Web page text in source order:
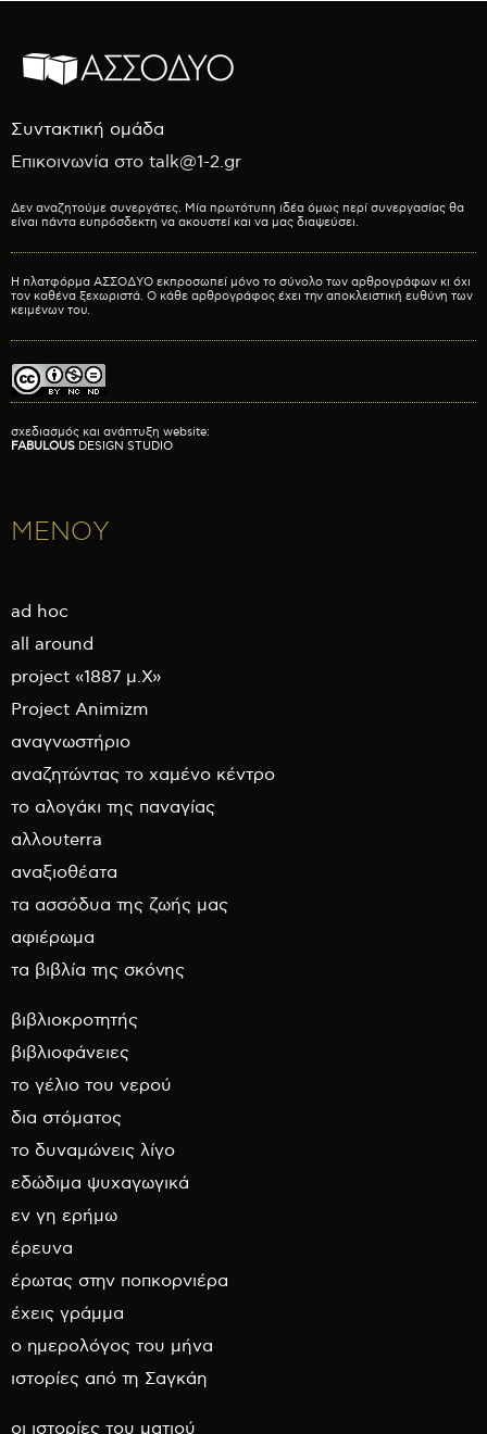
Συντακτική ομάδα
Επικοινωνία στο talk@1-2.gr
Δεν αναζητούμε συνεργάτες. Μία πρωτότυπη ιδέα όμως περί συνεργασίας θα
είναι πάντα ευπρόσδεκτη να ακουστεί και να μας διαψεύσει.
Η πλατφόρμα ΑΣΣΟΔΥΟ εκπροσωπεί μόνο το σύνολο των αρθρογράφων κι όχι
τον καθένα ξεχωριστά. Ο κάθε αρθρογράφος έχει την αποκλειστική ευθύνη των
κειμένων του.
σχεδιασμός και ανάπτυξη website:
FABULOUS DESIGN STUDIO
ΜΕΝΟΥ
ad hoc
all around
project «1887 μ.Χ»
Project Animizm
αναγνωστήριο
αναζητώντας το χαμένο κέντρο
το αλογάκι της παναγίας
αλλουterra
αναξιοθέατα
τα ασσόδυα της ζωής μας
αφιέρωμα
τα βιβλία της σκόνης
βιβλιοκροτητής
βιβλιοφάνειες
το γέλιο του νερού
δια στόματος
το δυναμώνεις λίγο
εδώδιμα ψυχαγωγικά
εν γη ερήμω
έρευνα
έρωτας στην ποπκορνιέρα
έχεις γράμμα
ο ημερολόγος του μήνα
ιστορίες από τη Σαγκάη
οι ιστορίες του ματιού